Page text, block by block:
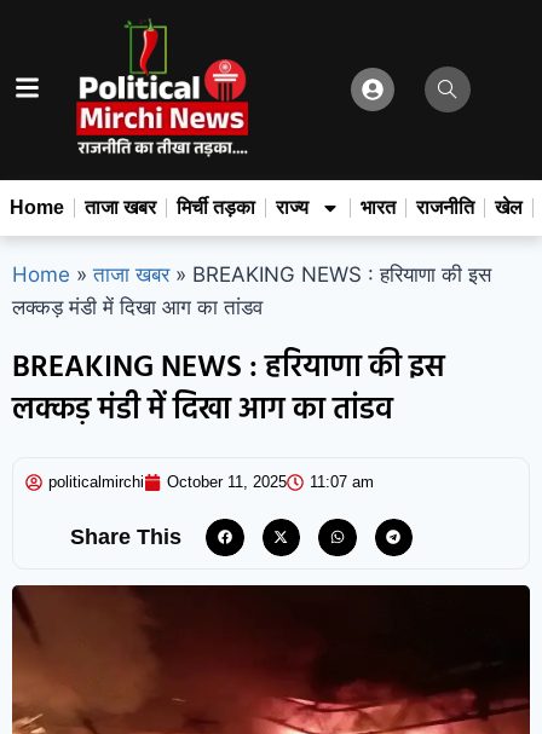
Home ताजा खबर मिर्ची तड़का राज्य भारत राजनीति खेल
Home » ताजा खबर » BREAKING NEWS : हरियाणा की इस
लक्कड़ मंडी में दिखा आग का तांडव
BREAKING NEWS : हरियाणा की इस
लक्कड़ मंडी में दिखा आग का तांडव
politicalmirchi October 11, 2025 11:07 am
Share This